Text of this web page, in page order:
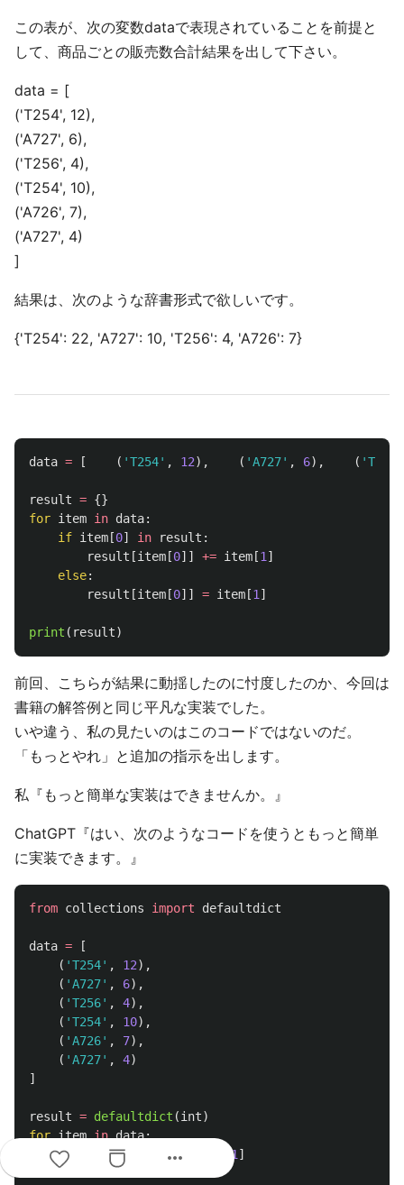
この表が、次の変数dataで表現されていることを前提と
して、商品ごとの販売数合計結果を出して下さい。
data = [
('T254', 12),
('A727', 6),
('T256', 4),
('T254', 10),
('A726', 7),
('A727', 4)
]
結果は、次のような辞書形式で欲しいです。
{'T254': 22, 'A727': 10, 'T256': 4, 'A726': 7}
data = [ ( 'T254' , 12), ( 'A727' , 6), ( 'T256
result = {}
for item in data:
if item [0] in result :
result [item [0]] += item [1 ]
else:
result [item [0]] = item [1 ]
print ( result)
前回、こちらが結果に動揺したのに忖度したのか、今回は
書籍の解答例と同じ平凡な実装でした。
いや違う、私の見たいのはこのコードではないのだ。
「もっとやれ」と追加の指示を出します。
私『もっと簡単な実装はできませんか。』
ChatGPT『はい、次のようなコードを使うともっと簡単
に実装できます。』
from collections import defaultdict
data =
[
( 'T254' , 12),
( 'A727' , 6),
( 'T256' , 4),
( 'T254' , 10),
( 'A726' , 7),
( 'A727' , 4)
]
result = defaultdict (int)
for item in data:
result
item += 1 ]
more_horiz